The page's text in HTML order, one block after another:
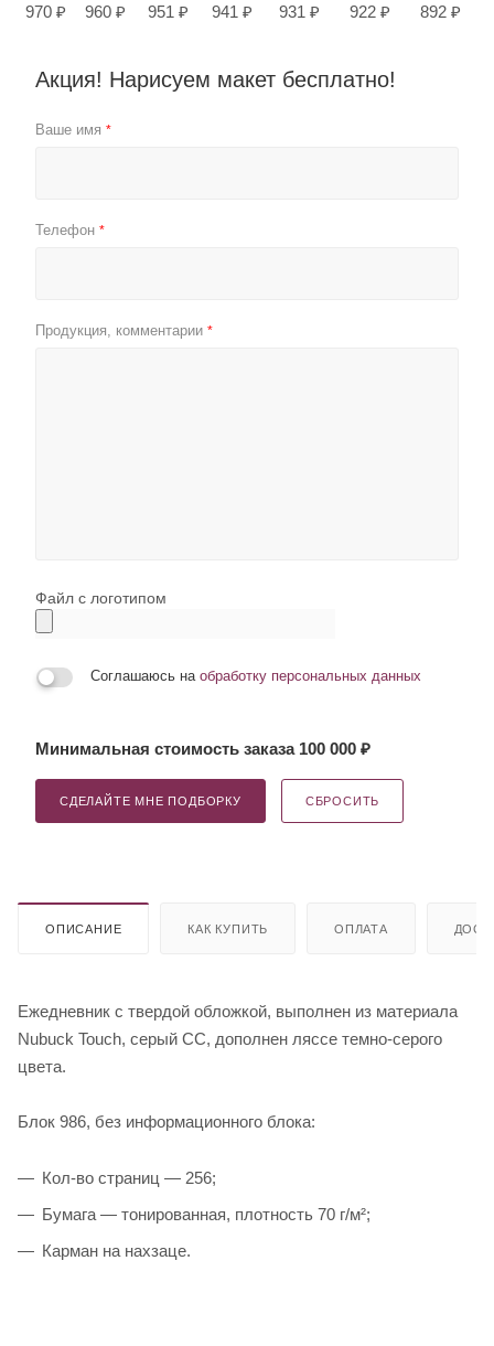
970 ₽
960 ₽
951 ₽
941 ₽
931 ₽
922 ₽
892 ₽
Акция! Нарисуем макет бесплатно!
Ваше имя *
Телефон *
Продукция, комментарии *
Файл с логотипом
Соглашаюсь на обработку персональных данных
Минимальная стоимость заказа 100 000 ₽
СДЕЛАЙТЕ МНЕ ПОДБОРКУ СБРОСИТЬ
ОПИСАНИЕ КАК КУПИТЬ ОПЛАТА
Ежедневник с твердой обложкой, выполнен из материала
Nubuck Touch, серый СС, дополнен ляссе темно-серого
цвета.
Блок 986, без информационного блока:
Кол-во страниц — 256;
Бумага — тонированная, плотность 70 г/м²;
Карман на нахзаце.